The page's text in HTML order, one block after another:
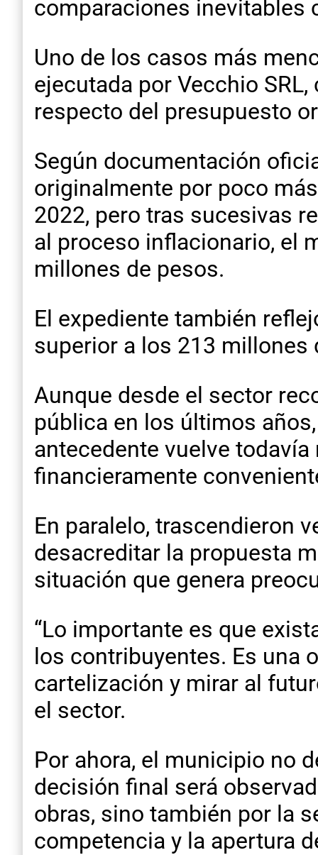
comparaciones inevitables
Uno de los casos más
ejecutada por Vecchio
respecto del presupuesto
Según documentación
originalmente por poco
2022, pero tras sucesivas
al proceso inflacionario, el
millones de pesos.
El expediente también
superior a los 213 millones
Aunque desde el sector
pública en los últimos
antecedente vuelve
financieramente
En paralelo, trascendieron
desacreditar la propuesta
situación que genera
“Lo importante es que
los contribuyentes. Es una
cartelización y mirar al
el sector.
Por ahora, el municipio no
decisión final será
obras, sino también por la
competencia y la apertura